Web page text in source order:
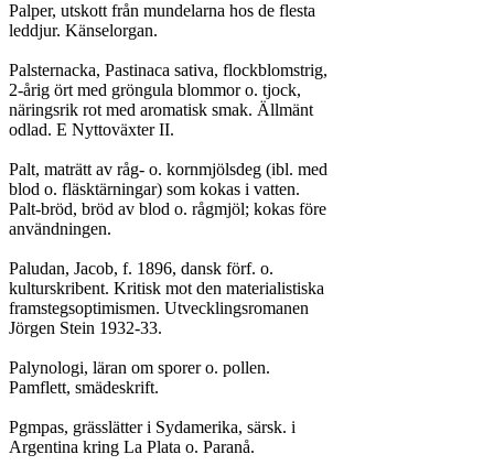
Palper, utskott från mundelarna hos de flesta
leddjur. Känselorgan.
Palsternacka, Pastinaca sativa, flockblomstrig,
2-årig ört med gröngula blommor o. tjock,
näringsrik rot med aromatisk smak. Ällmänt
odlad. E Nyttoväxter II.
Palt, maträtt av råg- o. kornmjölsdeg (ibl. med
blod o. fläsktärningar) som kokas i vatten.
Palt-bröd, bröd av blod o. rågmjöl; kokas före
användningen.
Paludan, Jacob, f. 1896, dansk förf. o.
kulturskribent. Kritisk mot den materialistiska
framstegsoptimismen. Utvecklingsromanen
Jörgen Stein 1932-33.
Palynologi, läran om sporer o. pollen.
Pamflett, smädeskrift.
Pgmpas, grässlätter i Sydamerika, särsk. i
Argentina kring La Plata o. Paranå.